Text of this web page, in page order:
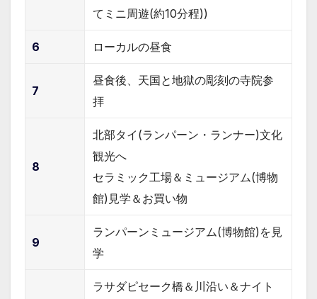
てミニ周遊(約10分程))
6 ローカルの昼食
7
昼食後、天国と地獄の彫刻の寺院参
拝
8
北部タイ(ランパーン・ランナー)文化
観光へ
セラミック工場＆ミュージアム(博物
館)見学＆お買い物
9
ランパーンミュージアム(博物館)を見
学
ラサダピセーク橋＆川沿い＆ナイト